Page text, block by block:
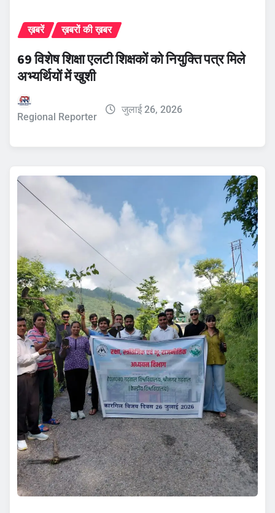
ख़बरें ख़बरों की ख़बर
69 विशेष शिक्षा एलटी शिक्षकों को नियुक्ति पत्र मिले
अभ्यर्थियों में खुशी
Regional Reporter
जुलाई 26, 2026